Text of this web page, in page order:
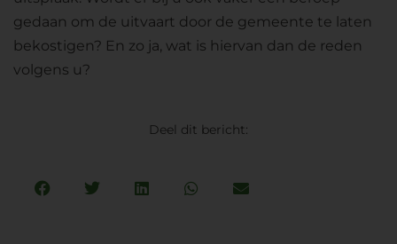
gedaan om de uitvaart door de gemeente te laten
bekostigen? En zo ja, wat is hiervan dan de reden
volgens u?
Deel dit bericht: